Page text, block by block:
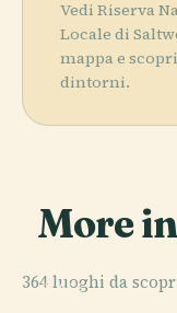
Vedi Riserva
Locale di
mappa e
dintorni.
More in
364 luoghi da
PLACE
PLACE